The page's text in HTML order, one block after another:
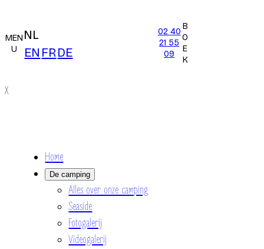
MEN
U
NL
EN FRDE
02 40
21 55
09
B
O
E
K
X
Home
De camping
Alles over onze camping
Seaside
Fotogalerij
Videogalerij